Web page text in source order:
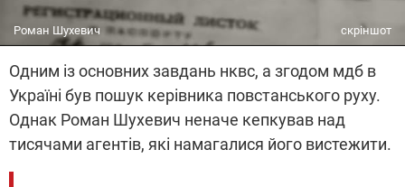
Роман Шухевич скріншот
Одним із основних завдань нквс, а згодом мдб в
Україні був пошук керівника повстанського руху.
Однак Роман Шухевич неначе кепкував над
тисячами агентів, які намагалися його вистежити.